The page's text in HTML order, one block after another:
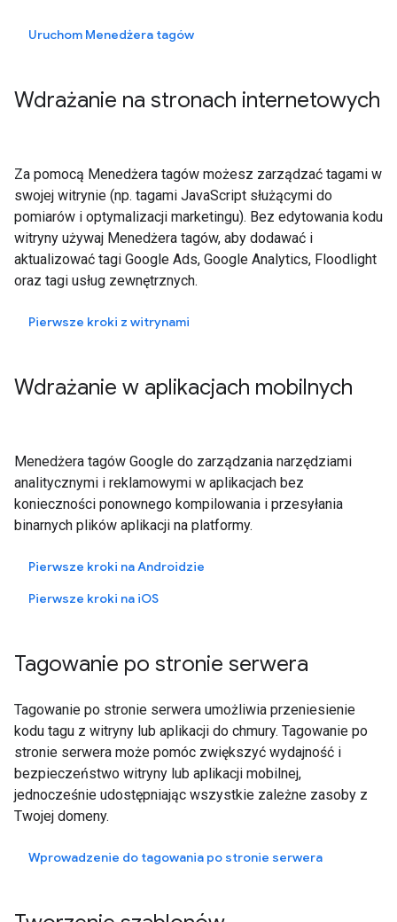
Uruchom Menedżera tagów
Wdrażanie na stronach internetowych
Za pomocą Menedżera tagów możesz zarządzać tagami w
swojej witrynie (np. tagami JavaScript służącymi do
pomiarów i optymalizacji marketingu). Bez edytowania kodu
witryny używaj Menedżera tagów, aby dodawać i
aktualizować tagi Google Ads, Google Analytics, Floodlight
oraz tagi usług zewnętrznych.
Pierwsze kroki z witrynami
Wdrażanie w aplikacjach mobilnych
Menedżera tagów Google do zarządzania narzędziami
analitycznymi i reklamowymi w aplikacjach bez
konieczności ponownego kompilowania i przesyłania
binarnych plików aplikacji na platformy.
Pierwsze kroki na Androidzie
Pierwsze kroki na iOS
Tagowanie po stronie serwera
Tagowanie po stronie serwera umożliwia przeniesienie
kodu tagu z witryny lub aplikacji do chmury. Tagowanie po
stronie serwera może pomóc zwiększyć wydajność i
bezpieczeństwo witryny lub aplikacji mobilnej,
jednocześnie udostępniając wszystkie zależne zasoby z
Twojej domeny.
Wprowadzenie do tagowania po stronie serwera